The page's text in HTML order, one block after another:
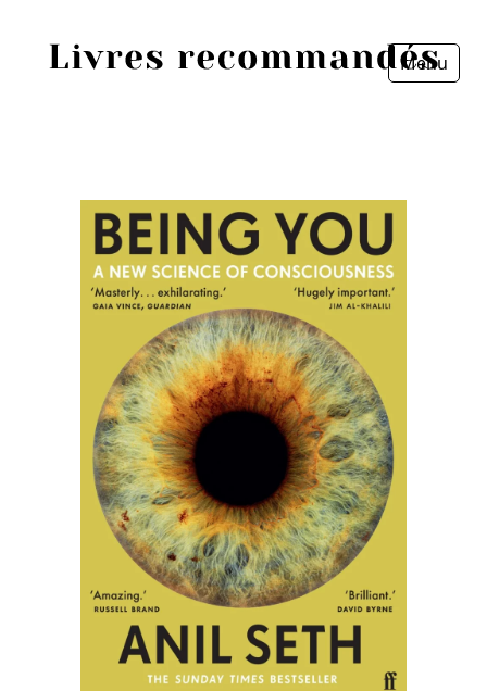
Menu
Sources
Personnes
Livres les plus recommandés
Prix littéraires
Fermer